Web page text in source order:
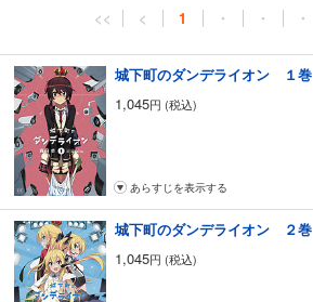
<< < 1 ・ ・ ・
城下町のダンデライオン １巻
1,045円 (税込)
あらすじを表示する
城下町のダンデライオン ２巻
1,045円 (税込)